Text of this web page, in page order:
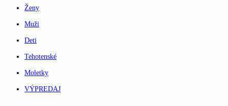
Ženy
Muži
Deti
Tehotenské
Moletky
VÝPREDAJ